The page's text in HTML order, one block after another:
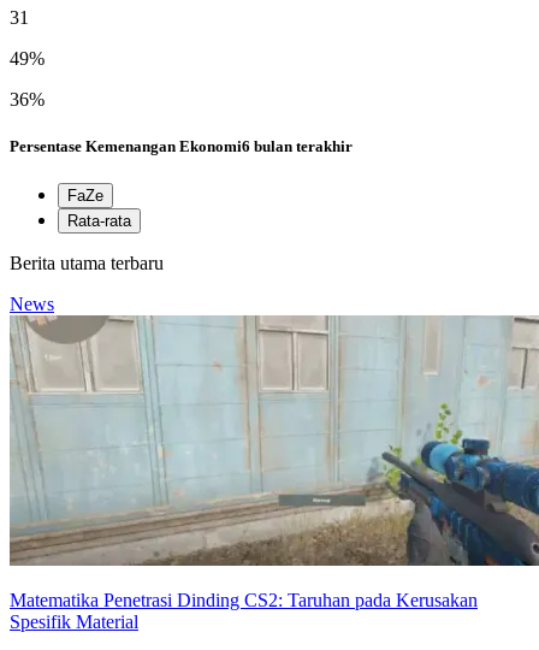
31
49%
36%
Persentase Kemenangan Ekonomi6 bulan terakhir
FaZe
Rata-rata
Berita utama terbaru
News
Matematika Penetrasi Dinding CS2: Taruhan pada Kerusakan
Spesifik Material